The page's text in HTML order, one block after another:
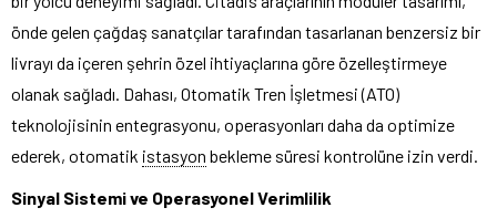
önde gelen çağdaş sanatçılar tarafından tasarlanan benzersiz bir
livrayı da içeren şehrin özel ihtiyaçlarına göre özelleştirmeye
olanak sağladı. Dahası, Otomatik Tren İşletmesi (ATO)
teknolojisinin entegrasyonu, operasyonları daha da optimize
ederek, otomatik istasyon bekleme süresi kontrolüne izin verdi.
Sinyal Sistemi ve Operasyonel Verimlilik